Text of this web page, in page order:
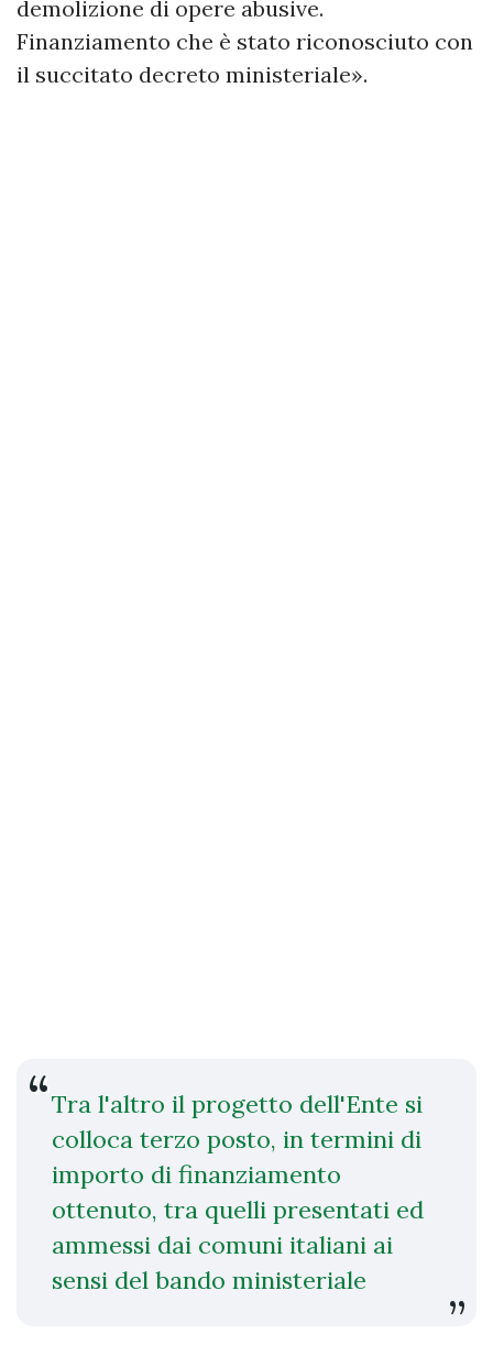
demolizione di opere abusive.
Finanziamento che è stato riconosciuto con
il succitato decreto ministeriale».
Tra l'altro il progetto dell'Ente si
colloca terzo posto, in termini di
importo di finanziamento
ottenuto, tra quelli presentati ed
ammessi dai comuni italiani ai
sensi del bando ministeriale